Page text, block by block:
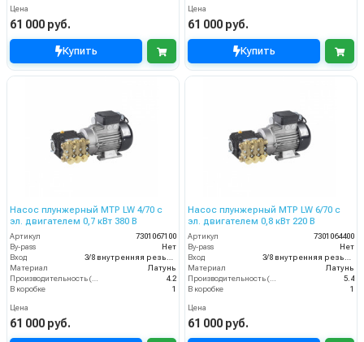
Цена
61 000 руб.
Купить
Цена
61 000 руб.
Купить
Насос плунжерный MTP LW 4/70 с
эл. двигателем 0,7 кВт 380 В
Артикул
7301067100
By-pass
Нет
Вход
Материал
Латунь
4.2
В коробке
1
Цена
61 000 руб.
Насос плунжерный MTP LW 6/70 с
эл. двигателем 0,8 кВт 220 В
Артикул
7301064400
By-pass
Нет
Вход
Материал
Латунь
5.4
В коробке
1
Цена
61 000 руб.